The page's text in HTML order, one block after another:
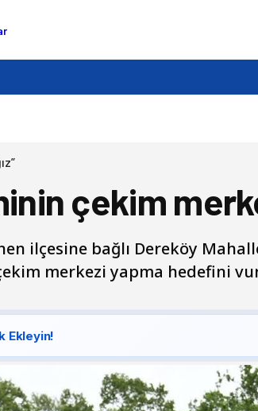
çekim
ilçesine bağlı Dereköy
merkezi yapma hedefini
Ekleyin!